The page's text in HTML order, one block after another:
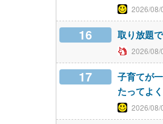
2026/08/
16 取り放題
2026/08/
17
子育てが
たってよ
2026/08/